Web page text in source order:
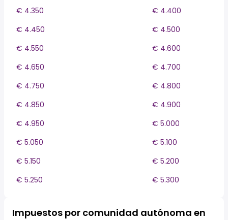
€ 4.350
€ 4.400
€ 4.450
€ 4.500
€ 4.550
€ 4.600
€ 4.650
€ 4.700
€ 4.750
€ 4.800
€ 4.850
€ 4.900
€ 4.950
€ 5.000
€ 5.050
€ 5.100
€ 5.150
€ 5.200
€ 5.250
€ 5.300
Impuestos por comunidad autónoma en